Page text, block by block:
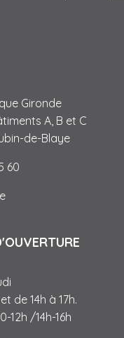
Gironde
A, B et C
de-Blaye
60
de 14h à 17h.
12h /14h-16h